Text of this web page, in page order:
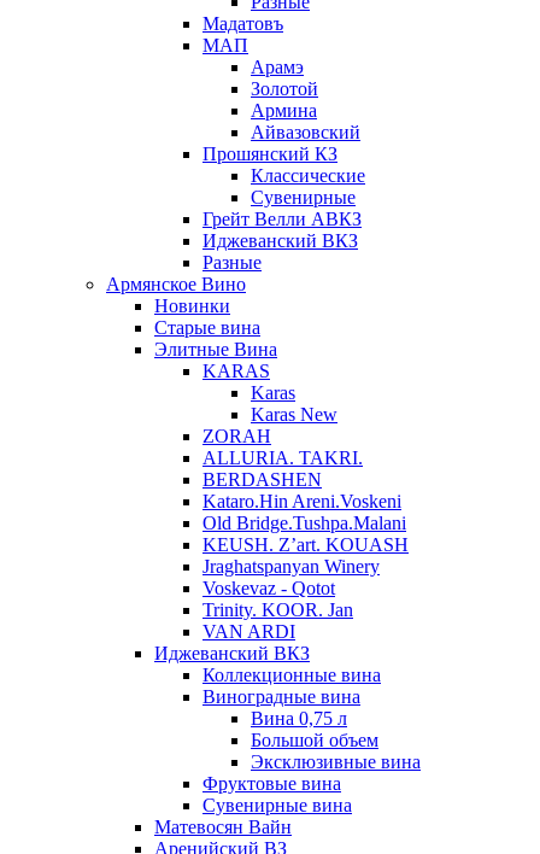
Мадатовъ
МАП
Арамэ
Золотой
Армина
Айвазовский
Прошянский КЗ
Классические
Сувенирные
Грейт Велли АВКЗ
Иджеванский ВКЗ
Разные
Армянское Вино
Новинки
Старые вина
Элитные Вина
KARAS
Karas
Karas New
ZORAH
ALLURIA. TAKRI.
BERDASHEN
Kataro.Hin Areni.Voskeni
Old Bridge.Tushpa.Malani
KEUSH. Z’art. KOUASH
Jraghatspanyan Winery
Voskevaz - Qotot
Trinity. KOOR. Jan
VAN ARDI
Иджеванский ВКЗ
Коллекционные вина
Виноградные вина
Вина 0,75 л
Большой объем
Эксклюзивные вина
Фруктовые вина
Cувенирные вина
Матевосян Вайн
Аренийский ВЗ